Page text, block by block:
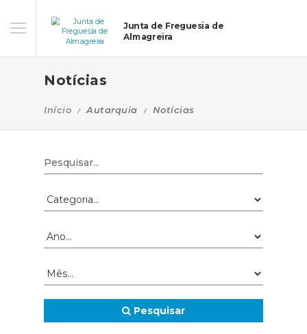
Junta de Freguesia de
Almagreira
Notícias
Início Autarquia Notícias
Pesquisar